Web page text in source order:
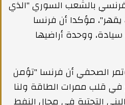
بالشعب السوري "الذي
مؤكدا أن فرنسا
ووحدة أراضيها
الصحفي أن فرنسا "تؤمن
قلب ممرات الطاقة ولنا